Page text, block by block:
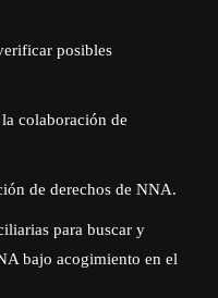
posibles
colaboración de
de derechos de NNA.
para buscar y
bajo acogimiento en el